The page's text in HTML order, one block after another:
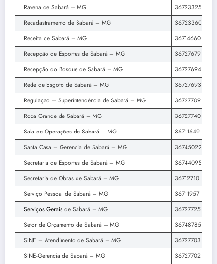
Ravena de Sabará – MG
36723325
Recadastramento de Sabará – MG
36723360
Receita de Sabará – MG
36714660
Recepção de Esportes de Sabará – MG
36727679
Recepção do Bosque de Sabará – MG
36727694
Rede de Esgoto de Sabará – MG
36727693
Regulação – Superintendência de Sabará – MG
36727709
Roca Grande de Sabará – MG
36727740
Sala de Operações de Sabará – MG
36711649
Santa Casa – Gerencia de Sabará – MG
36745022
Secretaria de Esportes de Sabará – MG
36744095
Secretaria de Obras de Sabará – MG
36712710
Serviço Pessoal de Sabará – MG
36711957
Serviços Gerais de Sabará – MG
36727725
Setor de Orçamento de Sabará – MG
36748785
SINE – Atendimento de Sabará – MG
36727703
SINE-Gerencia de Sabará – MG
36727702